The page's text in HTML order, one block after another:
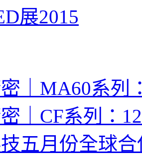
展2015
｜MA60系列
｜CF系列：
五月份全球